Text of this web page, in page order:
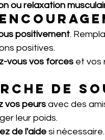
ou relaxation
positivement.
positives.
vous vos forces et vos
de
vos peurs avec des
leur poids.
de l'aide si